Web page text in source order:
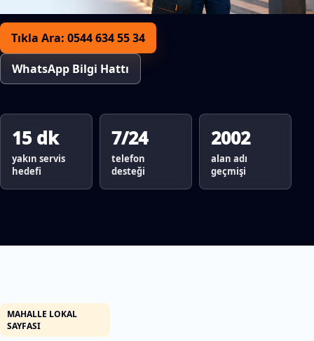
Tıkla Ara: 0544 634 55 34
WhatsApp Bilgi Hattı
15 dk
yakın servis
hedefi
7/24
telefon
desteği
2002
alan adı
geçmişi
MAHALLE LOKAL
SAYFASI